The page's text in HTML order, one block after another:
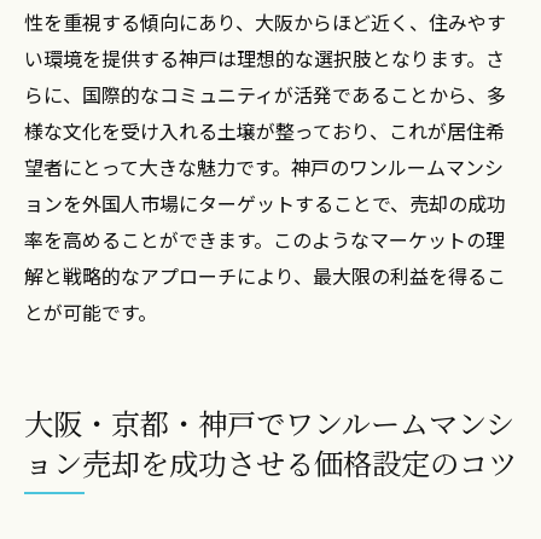
性を重視する傾向にあり、大阪からほど近く、住みやす
い環境を提供する神戸は理想的な選択肢となります。さ
らに、国際的なコミュニティが活発であることから、多
様な文化を受け入れる土壌が整っており、これが居住希
望者にとって大きな魅力です。神戸のワンルームマンシ
ョンを外国人市場にターゲットすることで、売却の成功
率を高めることができます。このようなマーケットの理
解と戦略的なアプローチにより、最大限の利益を得るこ
とが可能です。
大阪・京都・神戸でワンルームマンシ
ョン売却を成功させる価格設定のコツ